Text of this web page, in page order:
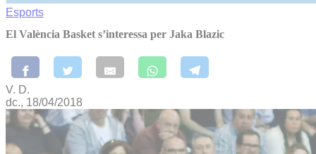
Esports
El València Basket s’interessa per Jaka Blazic
V. D.
dc., 18/04/2018